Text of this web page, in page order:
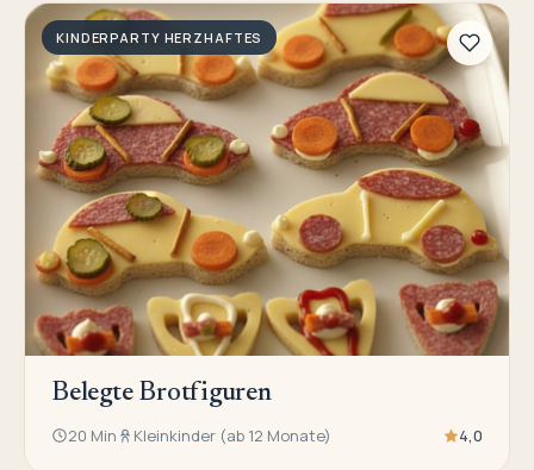
KINDERPARTY HERZHAFTES
Belegte Brotfiguren
20 Min Kleinkinder (ab 12 Monate) 4,0